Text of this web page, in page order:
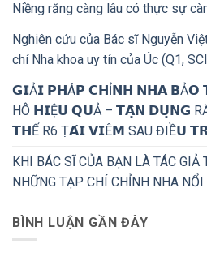
Niềng răng càng lâu có thực sự
Nghiên cứu của Bác sĩ Nguyễn
chí Nha khoa uy tín của Úc (Q1,
𝗚𝗜Ả𝗜 𝗣𝗛Á𝗣 𝗖𝗛Ỉ𝗡𝗛 𝗡𝗛𝗔 𝗕Ả𝗢
HÔ 𝗛𝗜Ệ𝗨 𝗤𝗨Ả – 𝗧𝗔̣̂𝗡 𝗗𝗨̣𝗡𝗚
𝗧𝗛Ế R6 Ṭ𝗔́𝗜 𝗩𝗜Ê𝗠 SAU ĐIỀ𝗨
KHI BÁC SĨ CỦA BẠN LÀ TÁC GIẢ
NHỮNG TẠP CHÍ CHỈNH NHA
BÌNH LUẬN GẦN ĐÂY